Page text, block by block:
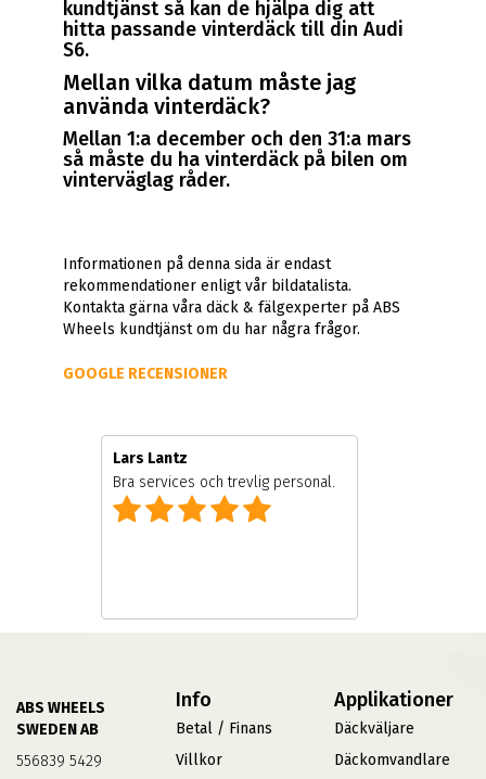
kundtjänst så kan de hjälpa dig att
hitta passande vinterdäck till din Audi
S6.
Mellan vilka datum måste jag
använda vinterdäck?
Mellan 1:a december och den 31:a mars
så måste du ha vinterdäck på bilen om
vinterväglag råder.
Informationen på denna sida är endast
rekommendationer enligt vår bildatalista.
Kontakta gärna våra däck & fälgexperter på ABS
Wheels kundtjänst om du har några frågor.
GOOGLE RECENSIONER
Lars Lantz
Bra services och trevlig personal.
ABS WHEELS
SWEDEN AB
556839 5429
Info
Betal / Finans
Villkor
Applikationer
Däckväljare
Däckomvandlare